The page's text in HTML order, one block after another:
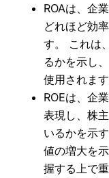
ROAは、企
どれほど効
す。 これは
るかを示し
使用されます
ROEは、企
表現し、株
いるかを示
値の増大を
握する上で